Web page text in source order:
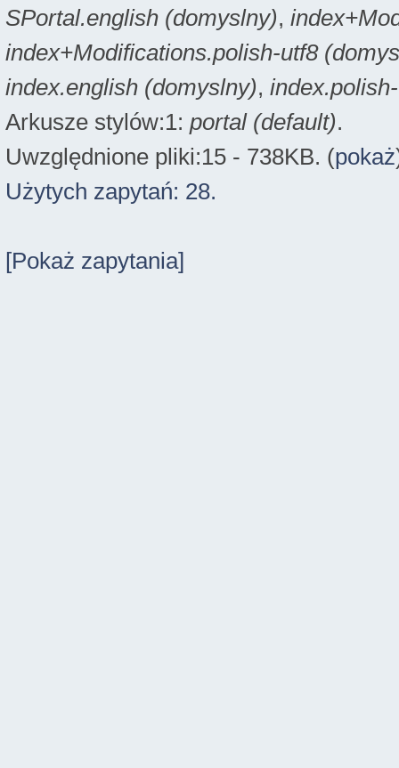
SPortal.english (domyslny),
index+Modifications.polish-utf8
index.english (domyslny),
Arkusze stylów:1: portal (default).
Uwzględnione pliki:15 - 738KB. (pokaż
Użytych zapytań: 28.
[Pokaż zapytania]